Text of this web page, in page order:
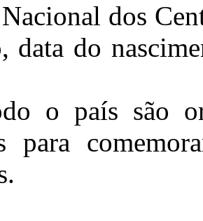
dos
data do
o país são
para